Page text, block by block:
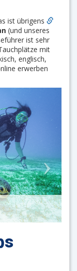
ist übrigens
(und unseres
ist sehr
mit
englisch,
erwerben